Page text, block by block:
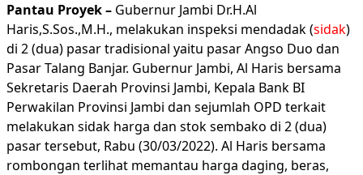
Pantau Proyek – Gubernur Jambi Dr.H.Al
Haris,S.Sos.,M.H., melakukan inspeksi mendadak (sidak)
di 2 (dua) pasar tradisional yaitu pasar Angso Duo dan
Pasar Talang Banjar. Gubernur Jambi, Al Haris bersama
Sekretaris Daerah Provinsi Jambi, Kepala Bank BI
Perwakilan Provinsi Jambi dan sejumlah OPD terkait
melakukan sidak harga dan stok sembako di 2 (dua)
pasar tersebut, Rabu (30/03/2022). Al Haris bersama
rombongan terlihat memantau harga daging, beras,